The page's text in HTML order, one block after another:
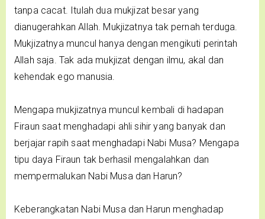
tanpa cacat. Itulah dua mukjizat besar yang
dianugerahkan Allah. Mukjizatnya tak pernah terduga.
Mukjizatnya muncul hanya dengan mengikuti perintah
Allah saja. Tak ada mukjizat dengan ilmu, akal dan
kehendak ego manusia.
Mengapa mukjizatnya muncul kembali di hadapan
Firaun saat menghadapi ahli sihir yang banyak dan
berjajar rapih saat menghadapi Nabi Musa? Mengapa
tipu daya Firaun tak berhasil mengalahkan dan
mempermalukan Nabi Musa dan Harun?
Keberangkatan Nabi Musa dan Harun menghadap